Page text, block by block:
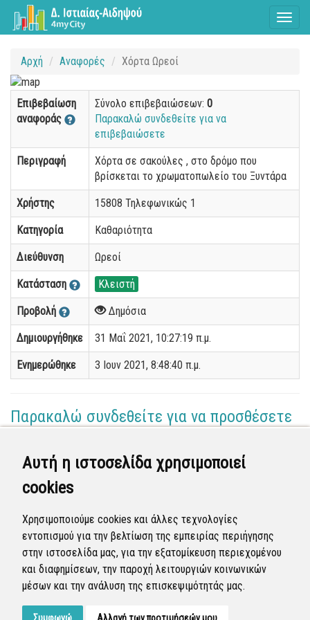
Αυτή η ιστοσελίδα χρησιμοποιεί
cookies
Χρησιμοποιούμε cookies και άλλες τεχνολογίες
εντοπισμού για την βελτίωση της εμπειρίας περιήγησης
στην ιστοσελίδα μας, για την εξατομίκευση περιεχομένου
και διαφημίσεων, την παροχή λειτουργιών κοινωνικών
μέσων και την ανάλυση της επισκεψιμότητάς μας.
Αρχή Αναφορές Χόρτα Ωρεοί
Επιβεβαίωση
αναφοράς
Σύνολο επιβεβαιώσεων: 0
Παρακαλώ συνδεθείτε για να
επιβεβαιώσετε
Περιγραφή
Χόρτα σε σακούλες , στο δρόμο που
βρίσκεται το χρωματοπωλείο του Ξυντάρα
Χρήστης 15808 Τηλεφωνικώς 1
Κατηγορία Καθαριότητα
Διεύθυνση Ωρεοί
Κατάσταση Κλειστή
Προβολή Δημόσια
Δημιουργήθηκε 31 Μαΐ 2021, 10:27:19 π.μ.
Ενημερώθηκε 3 Ιουν 2021, 8:48:40 π.μ.
Παρακαλώ συνδεθείτε για να προσθέσετε
(Επόπτης)
02 Ιουν 2021 - 15:25
Ολοκληρώθηκε η διεκπεραίωση της αναφοράς από
τον Δήμο.